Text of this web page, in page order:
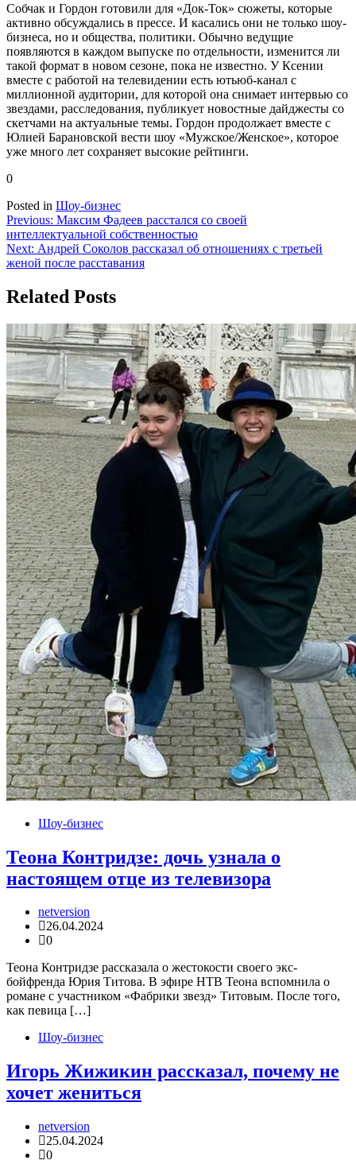
Собчак и Гордон готовили для «Док-Ток» сюжеты, которые
активно обсуждались в прессе. И касались они не только шоу-
бизнеса, но и общества, политики. Обычно ведущие
появляются в каждом выпуске по отдельности, изменится ли
такой формат в новом сезоне, пока не известно. У Ксении
вместе с работой на телевидении есть ютьюб-канал с
миллионной аудитории, для которой она снимает интервью со
звездами, расследования, публикует новостные дайджесты со
скетчами на актуальные темы. Гордон продолжает вместе с
Юлией Барановской вести шоу «Мужское/Женское», которое
уже много лет сохраняет высокие рейтинги.
0
Posted in Шоу-бизнес
Навигация
по
записям
Previous: Максим Фадеев расстался со своей
интеллектуальной собственностью
Next: Андрей Соколов рассказал об отношениях с третьей
женой после расставания
Related Posts
Шоу-бизнес
Теона Контридзе: дочь узнала о
настоящем отце из телевизора
netversion
26.04.2024
0
Теона Контридзе рассказала о жестокости своего экс-
бойфренда Юрия Титова. В эфире НТВ Теона вспомнила о
романе с участником «Фабрики звезд» Титовым. После того,
как певица […]
Шоу-бизнес
Игорь Жижикин рассказал, почему не
хочет жениться
netversion
25.04.2024
0